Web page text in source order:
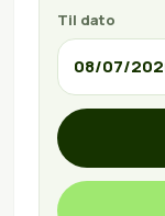
Til dato